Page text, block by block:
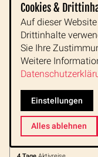
Borneo - Orang Utan
Flusskreuzfahrt
Orang Utans auf
traditionelle
Dorfleben mit
Cookies &
Auf dieser
Drittinhalte
Sie Ihre
Weitere
Einstellungen
Alles ablehnen